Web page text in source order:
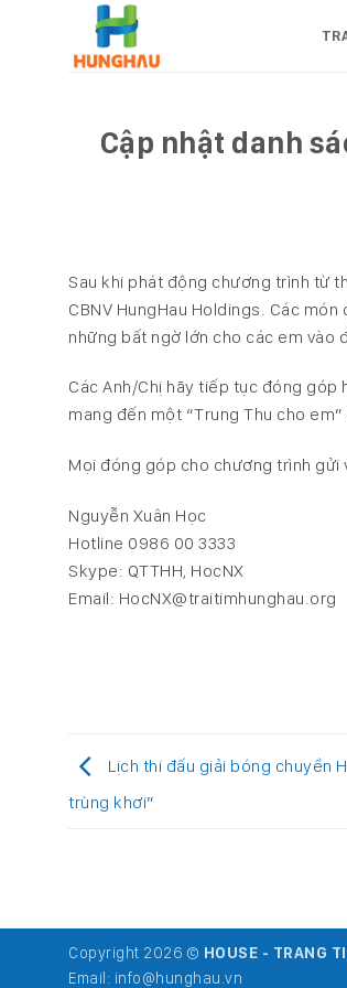
Cập nhật danh
Sau khi phát động chương trình từ
CBNV HungHau Holdings. Các
những bất ngờ lớn cho các em vào
Các Anh/Chị hãy tiếp tục đóng góp
mang đến một “Trung Thu cho
Mọi đóng góp cho chương trình gửi
Nguyễn Xuân Học
Hotline 0986 00 3333
Skype: QTTHH, HocNX
Email: HocNX@traitimhunghau.org
Lịch thi đấu giải bóng chuyền
trùng khơi”
Copyright 2026 © HOUSE - TRANG
Email: info@hunghau.vn